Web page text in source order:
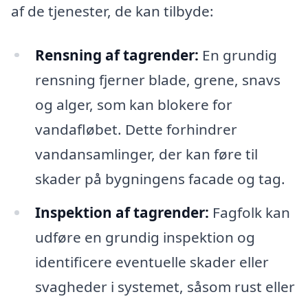
af de tjenester, de kan tilbyde:
Rensning af tagrender: En grundig
rensning fjerner blade, grene, snavs
og alger, som kan blokere for
vandafløbet. Dette forhindrer
vandansamlinger, der kan føre til
skader på bygningens facade og tag.
Inspektion af tagrender: Fagfolk kan
udføre en grundig inspektion og
identificere eventuelle skader eller
svagheder i systemet, såsom rust eller